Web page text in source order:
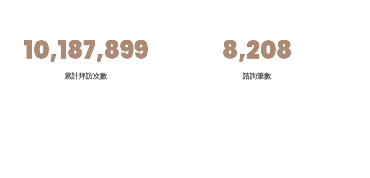
10,187,899
累計拜訪次數
8,208
諮詢筆數